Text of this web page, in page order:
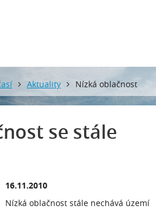
Aktuality Nízká oblačnost
se stále
16.11.2010
Nízká oblačnost stále nechává území